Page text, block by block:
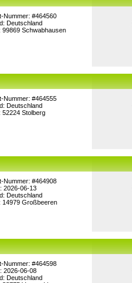
Nummer: #464560
Deutschland
99869 Schwabhausen
Nummer: #464555
Deutschland
52224 Stolberg
Nummer: #464908
2026-06-13
Deutschland
14979 Großbeeren
Nummer: #464598
2026-06-08
Deutschland